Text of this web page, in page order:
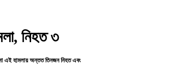
নিহত ৩
এই হামলায় অন্তত তিনজন নিহত এবং